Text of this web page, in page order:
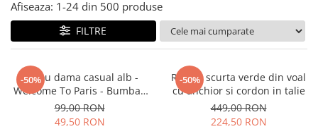
Tricouri si topuri
Rochii de eveniment
Afiseaza: 1-24 din 500 produse
FILTRE
-50%
Tricou dama casual alb -
Welcome To Paris - Bumbac
Organic
99,00 RON
49,50 RON
-50%
Rochie scurta verde din voal
cu anchior si cordon in talie
449,00 RON
224,50 RON